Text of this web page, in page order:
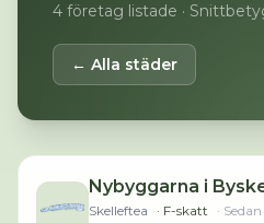
4 företag listade ·
← Alla städer
Nybyggarna i
Skelleftea · F-skatt · Sedan